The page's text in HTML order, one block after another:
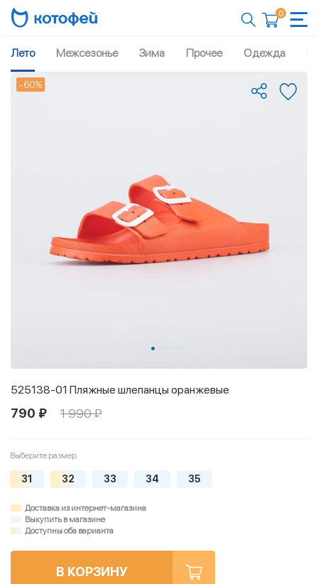
0
Лето Межсезонье Зима Прочее Одежда
-60%
525138-01 Пляжные шлепанцы оранжевые
790 ₽ 1 990 ₽
Выберите размер
31 32 33 34 35
Доставка из интернет-магазина
Выкупить в магазине
Доступны оба варианта
В КОРЗИНУ